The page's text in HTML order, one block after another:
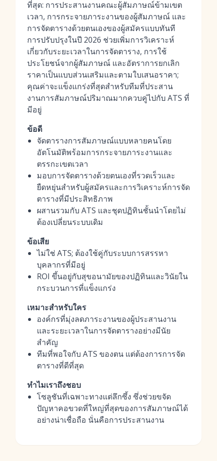
ที่สุด: การประสานงานคณะผู้สัมภาษณ์ข้ามเขต
เวลา, การกระจายภาระงานของผู้สัมภาษณ์ และ
การจัดตารางด้วยตนเองของผู้สมัครแบบทันที
การปรับปรุงในปี 2026 ช่วยเพิ่มการวิเคราะห์
เกี่ยวกับระยะเวลาในการจัดตาราง, การใช้
ประโยชน์จากผู้สัมภาษณ์ และอัตราการยกเลิก
ราคาเป็นแบบส่วนเสริมและตามใบเสนอราคา;
คุณค่าจะแข็งแกร่งที่สุดสำหรับทีมที่ประสาน
งานการสัมภาษณ์ปริมาณมากควบคู่ไปกับ ATS ที่
มีอยู่
ข้อดี
จัดตารางการสัมภาษณ์แบบหลายคนโดย
อัตโนมัติพร้อมการกระจายภาระงานและ
ตรรกะเขตเวลา
มอบการจัดตารางด้วยตนเองที่รวดเร็วและ
ยืดหยุ่นสำหรับผู้สมัครและการวิเคราะห์การจัด
ตารางที่มีประสิทธิภาพ
ผสานรวมกับ ATS และชุดปฏิทินชั้นนำโดยไม่
ต้องเปลี่ยนระบบเดิม
ข้อเสีย
ไม่ใช่ ATS; ต้องใช้คู่กับระบบการสรรหา
บุคลากรที่มีอยู่
ROI ขึ้นอยู่กับสุขอนามัยของปฏิทินและวินัยใน
กระบวนการที่แข็งแกร่ง
เหมาะสำหรับใคร
องค์กรที่มุ่งลดภาระงานของผู้ประสานงาน
และระยะเวลาในการจัดตารางอย่างมีนัย
สำคัญ
ทีมที่พอใจกับ ATS ของตน แต่ต้องการการจัด
ตารางที่ดีที่สุด
ทำไมเราถึงชอบ
โซลูชันที่เฉพาะทางแต่ลึกซึ้ง ซึ่งช่วยขจัด
ปัญหาคอขวดที่ใหญ่ที่สุดของการสัมภาษณ์ได้
อย่างน่าเชื่อถือ นั่นคือการประสานงาน